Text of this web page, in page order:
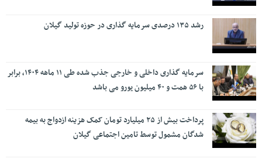
رشد ۱۳۵ درصدی سرمایه گذاری در حوزه تولید گیلان
سرمایه گذاری داخلی و خارجی جذب شده طی ۱۱ ماهه ۱۴۰۴، برابر
با ۵۶ همت و ۴۰ میلیون یورو می باشد
پرداخت بیش از ۲۵ میلیارد تومان کمک هزینه ازدواج به بیمه
شدگان مشمول توسط تامین اجتماعی گیلان